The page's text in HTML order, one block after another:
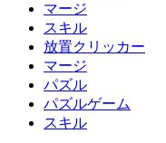
マージ
スキル
放置クリッカー
マージ
パズル
パズルゲーム
スキル